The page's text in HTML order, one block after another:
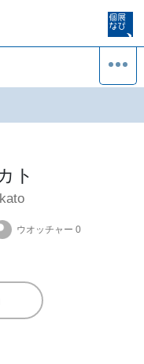
ト
ウオッチャー 0